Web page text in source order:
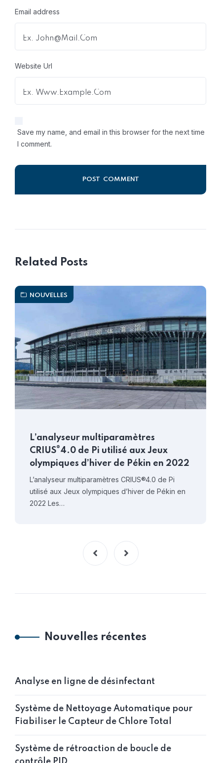
Email address
Website Url
Save my name, and email in this browser for the next time
I comment.
Related Posts
NOUVELLES
L’analyseur multiparamètres
CRIUS®4.0 de Pi utilisé aux Jeux
olympiques d’hiver de Pékin en 2022
L’analyseur multiparamètres CRIUS®4.0 de Pi
utilisé aux Jeux olympiques d’hiver de Pékin en
2022 Les…
Nouvelles récentes
Analyse en ligne de désinfectant
Système de Nettoyage Automatique pour
Fiabiliser le Capteur de Chlore Total
Système de rétroaction de boucle de